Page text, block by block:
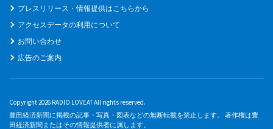
プレスリリース・情報提供はこちらから
アクセスデータの利用について
お問い合わせ
広告のご案内
Copyright 2026 RADIO LOVEAT All rights reserved.
豊田経済新聞に掲載の記事・写真・図表などの無断転載を禁止します。 著作権は豊
田経済新聞またはその情報提供者に属します。